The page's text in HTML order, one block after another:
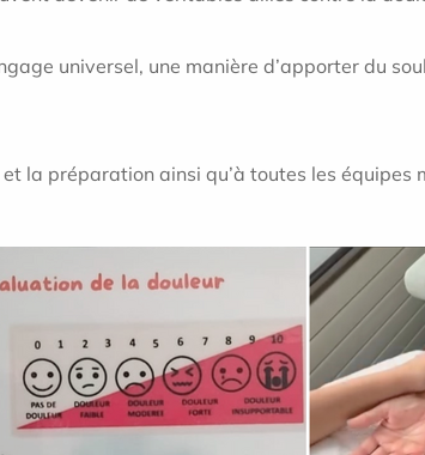
universel, une manière d’apporter du
la préparation ainsi qu’à toutes les